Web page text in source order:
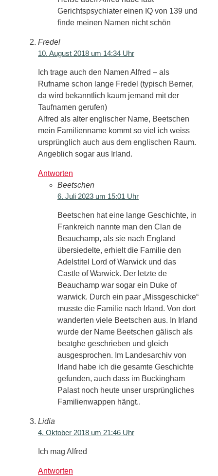
Gerichtspsychiater einen IQ von 139 und
finde meinen Namen nicht schön
Fredel
10. August 2018 um 14:34 Uhr
Ich trage auch den Namen Alfred – als
Rufname schon lange Fredel (typisch Berner,
da wird bekanntlich kaum jemand mit der
Taufnamen gerufen)
Alfred als alter englischer Name, Beetschen
mein Familienname kommt so viel ich weiss
ursprünglich auch aus dem englischen Raum.
Angeblich sogar aus Irland.
Antworten
Beetschen
6. Juli 2023 um 15:01 Uhr
Beetschen hat eine lange Geschichte, in
Frankreich nannte man den Clan de
Beauchamp, als sie nach England
übersiedelte, erhielt die Familie den
Adelstitel Lord of Warwick und das
Castle of Warwick. Der letzte de
Beauchamp war sogar ein Duke of
warwick. Durch ein paar „Missgeschicke“
musste die Familie nach Irland. Von dort
wanderten viele Beetschen aus. In Irland
wurde der Name Beetschen gälisch als
beatghe geschrieben und gleich
ausgesprochen. Im Landesarchiv von
Irland habe ich die gesamte Geschichte
gefunden, auch dass im Buckingham
Palast noch heute unser ursprüngliches
Familienwappen hängt..
Lidia
4. Oktober 2018 um 21:46 Uhr
Ich mag Alfred
Antworten